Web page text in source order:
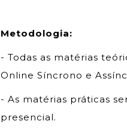
Metodologia:
- Todas as matérias
Online Síncrono e
- As matérias práticas
presencial.